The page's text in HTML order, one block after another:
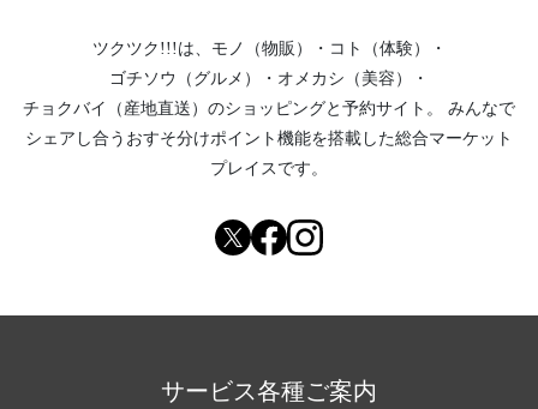
ツクツク!!!は、 モノ（物販） ・ コト（体験）
・
ゴチソウ（グルメ）
・ オメカシ（美容）
・
チョクバイ（産地直送） のショッピングと予約サイト。
みんなで
シェアし合う おすそ分けポイント機能を搭載した総合マーケット
プレイスです。
サービス各種ご案内